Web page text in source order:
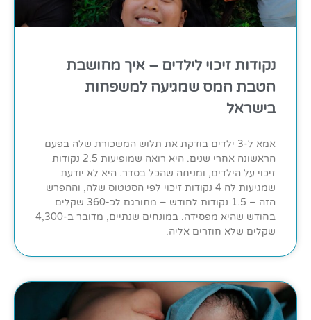
נקודות זיכוי לילדים – איך מחושבת
הטבת המס שמגיעה למשפחות
בישראל
אמא ל-3 ילדים בודקת את תלוש המשכורת שלה בפעם
הראשונה אחרי שנים. היא רואה שמופיעות 2.5 נקודות
זיכוי על הילדים, ומניחה שהכל בסדר. היא לא יודעת
שמגיעות לה 4 נקודות זיכוי לפי הסטטוס שלה, וההפרש
הזה – 1.5 נקודות לחודש – מתורגם לכ-360 שקלים
בחודש שהיא מפסידה. במונחים שנתיים, מדובר ב-4,300
שקלים שלא חוזרים אליה.